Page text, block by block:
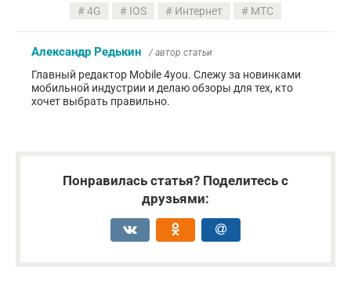
4G IOS Интернет МТС
Александр Редькин / автор статьи
Главный редактор Mobile 4you. Слежу за новинками
мобильной индустрии и делаю обзоры для тех, кто
хочет выбрать правильно.
Понравилась статья? Поделитесь с
друзьями: